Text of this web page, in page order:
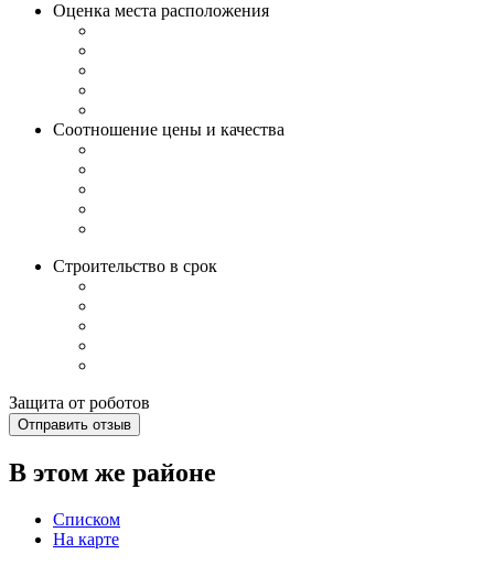
Оценка места расположения
Соотношение цены и качества
Строительство в срок
Защита от роботов
Отправить отзыв
В этом же районе
Списком
На карте